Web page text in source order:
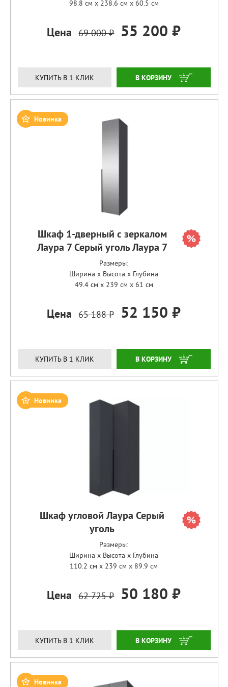
98.8 см x 238.6 см x 60.5 см
Цена 69 000 ₽ 55 200 ₽
КУПИТЬ В 1 КЛИК ЗАКАЗАТЬ
Новинка
Шкаф 1-дверный с зеркалом
Лаура 7 Серый уголь Лаура 7
Размеры:
Ширина x Высота x Глубина
49.4 см x 239 см x 61 см
Цена 65 188 ₽ 52 150 ₽
КУПИТЬ В 1 КЛИК ЗАКАЗАТЬ
Новинка
Шкаф угловой Лаура Серый
уголь
Размеры:
Ширина x Высота x Глубина
110.2 см x 239 см x 89.9 см
Цена 62 725 ₽ 50 180 ₽
КУПИТЬ В 1 КЛИК ЗАКАЗАТЬ
Новинка